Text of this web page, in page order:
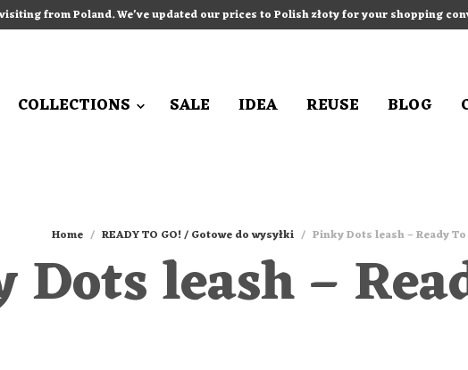
from Poland. We've updated our prices to Polish złoty for your shopping
COLLECTIONS SALE IDEA REUSE BLOG
Home / READY TO GO! / Gotowe do wysyłki / Pinky Dots leash – Ready To
leash –